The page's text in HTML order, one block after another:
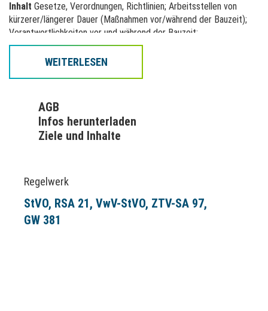
Inhalt Gesetze, Verordnungen, Richtlinien; Arbeitsstellen von
kürzerer/längerer Dauer (Maßnahmen vor/während der Bauzeit);
Verantwortlichkeiten vor und während der Bauzeit;
Verkehrssicherungs- und Überwachungspflicht;
Ordnungswidrigkeiten; Notmaßnahmen; Sonderrechte:
WEITERLESEN
AGB
Infos herunterladen
Ziele und Inhalte
Regelwerk
StVO RSA 21 VwV-StVO ZTV-SA 97
GW 381